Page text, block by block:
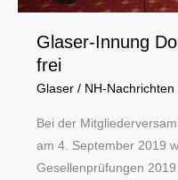
Glaser-Innung
frei
Glaser/ NH-Nachrichten
Bei der
am 4. September 2019
Gesellenprüfungen